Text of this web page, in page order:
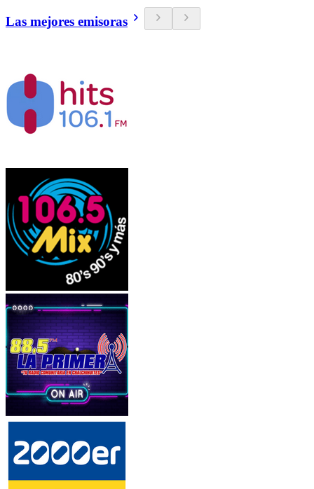
Las mejores emisoras